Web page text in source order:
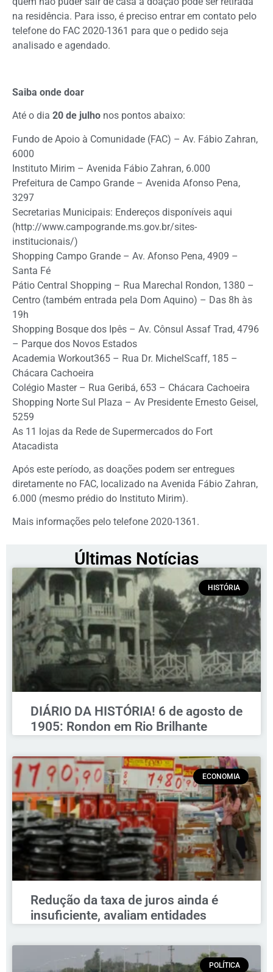
na residência. Para isso, é preciso entrar em contato pelo
telefone do FAC 2020-1361 para que o pedido seja
analisado e agendado.
Saiba onde doar
Até o dia 20 de julho nos pontos abaixo:
Fundo de Apoio à Comunidade (FAC) – Av. Fábio Zahran,
6000
Instituto Mirim – Avenida Fábio Zahran, 6.000
Prefeitura de Campo Grande – Avenida Afonso Pena,
3297
Secretarias Municipais: Endereços disponíveis aqui
(http://www.campogrande.ms.gov.br/sites-
institucionais/)
Shopping Campo Grande – Av. Afonso Pena, 4909 –
Santa Fé
Pátio Central Shopping – Rua Marechal Rondon, 1380 –
Centro (também entrada pela Dom Aquino) – Das 8h às
19h
Shopping Bosque dos Ipês – Av. Cônsul Assaf Trad, 4796
– Parque dos Novos Estados
Academia Workout365 – Rua Dr. MichelScaff, 185 –
Chácara Cachoeira
Colégio Master – Rua Geribá, 653 – Chácara Cachoeira
Shopping Norte Sul Plaza – Av Presidente Ernesto Geisel,
5259
As 11 lojas da Rede de Supermercados do Fort
Atacadista
Após este período, as doações podem ser entregues
diretamente no FAC, localizado na Avenida Fábio Zahran,
6.000 (mesmo prédio do Instituto Mirim).
Mais informações pelo telefone 2020-1361.
Últimas Notícias
HISTÓRIA
DIÁRIO DA HISTÓRIA! 6 de agosto de
1905: Rondon em Rio Brilhante
ECONOMIA
Redução da taxa de juros ainda é
insuficiente, avaliam entidades
POLÍTICA